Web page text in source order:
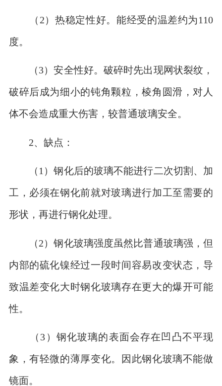
（2）热稳定性好。能经受的温差约为110
度。
（3）安全性好。破碎时先出现网状裂纹，
破碎后成为细小的钝角颗粒，棱角圆滑，对人
体不会造成重大伤害，较普通玻璃安全。
2、缺点：
（1）钢化后的玻璃不能进行二次切割、加
工，必须在钢化前就对玻璃进行加工至需要的
形状，再进行钢化处理。
（2）钢化玻璃强度虽然比普通玻璃强，但
内部的硫化镍经过一段时间容易改变状态，导
致温差变化大时钢化玻璃存在更大的爆开可能
性。
（3）钢化玻璃的表面会存在凹凸不平现
象，有轻微的薄厚变化。因此钢化玻璃不能做
镜面。